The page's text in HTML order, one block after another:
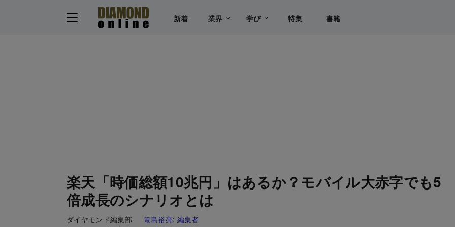
新着 業界 学び 特集 書籍
楽天「時価総額10兆円」はあるか？モバイル大赤字でも5
倍成長のシナリオとは
ダイヤモンド編集部 篭島裕亮: 編集者